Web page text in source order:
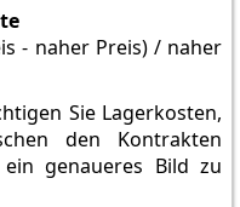
- naher Preis) / naher
Sie Lagerkosten,
den Kontrakten
genaueres Bild zu